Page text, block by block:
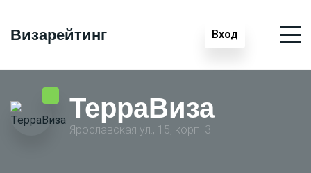
Визарейтинг Вход
ТерраВиза
Ярославская ул., 15, корп. 3